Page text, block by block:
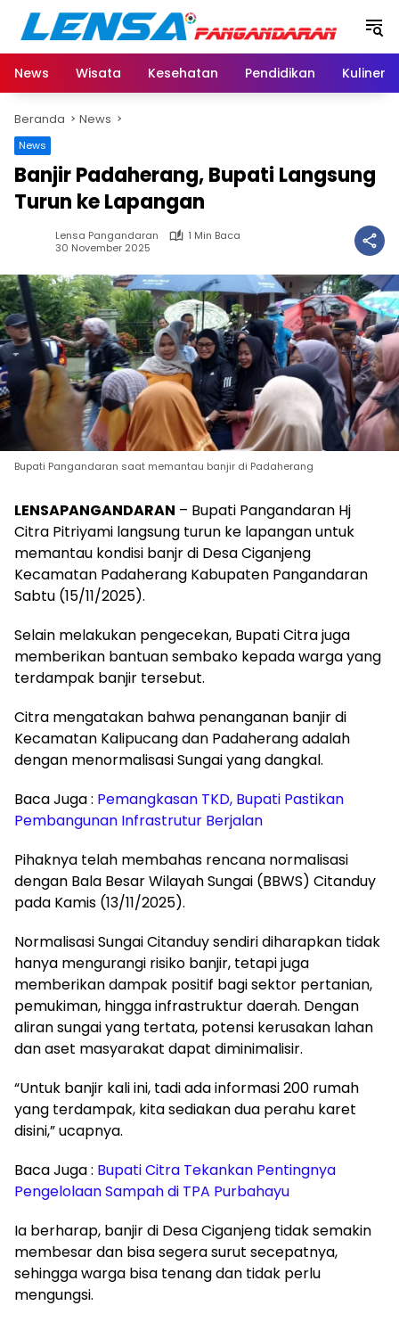
Langsung
konten
News
Wisata Kesehatan Pendidikan Kuliner
Beranda News
News
Banjir Padaherang, Bupati Langsung
Turun ke Lapangan
Lensa Pangandaran
1 Min Baca
30 November 2025
Bupati Pangandaran saat memantau banjir di Padaherang
LENSAPANGANDARAN – Bupati Pangandaran Hj
Citra Pitriyami langsung turun ke lapangan untuk
memantau kondisi banjr di Desa Ciganjeng
Kecamatan Padaherang Kabupaten Pangandaran
Sabtu (15/11/2025).
Selain melakukan pengecekan, Bupati Citra juga
memberikan bantuan sembako kepada warga yang
terdampak banjir tersebut.
Citra mengatakan bahwa penanganan banjir di
Kecamatan Kalipucang dan Padaherang adalah
dengan menormalisasi Sungai yang dangkal.
Baca Juga : Pemangkasan TKD, Bupati Pastikan
Pembangunan Infrastrutur Berjalan
Pihaknya telah membahas rencana normalisasi
dengan Bala Besar Wilayah Sungai (BBWS) Citanduy
pada Kamis (13/11/2025).
Normalisasi Sungai Citanduy sendiri diharapkan tidak
hanya mengurangi risiko banjir, tetapi juga
memberikan dampak positif bagi sektor pertanian,
pemukiman, hingga infrastruktur daerah. Dengan
aliran sungai yang tertata, potensi kerusakan lahan
dan aset masyarakat dapat diminimalisir.
“Untuk banjir kali ini, tadi ada informasi 200 rumah
yang terdampak, kita sediakan dua perahu karet
disini,” ucapnya.
Baca Juga : Bupati Citra Tekankan Pentingnya
Pengelolaan Sampah di TPA Purbahayu
Ia berharap, banjir di Desa Ciganjeng tidak semakin
membesar dan bisa segera surut secepatnya,
sehingga warga bisa tenang dan tidak perlu
mengungsi.